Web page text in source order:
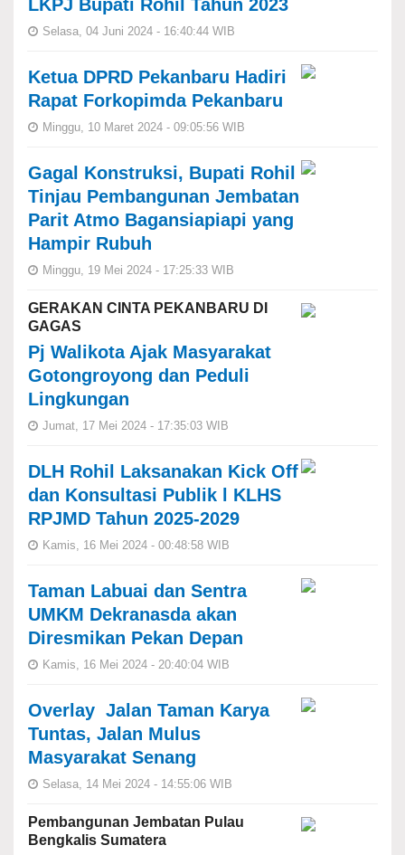
LKPJ Bupati Rohil Tahun 2023
Selasa, 04 Juni 2024 - 16:40:44 WIB
Ketua DPRD Pekanbaru Hadiri
Rapat Forkopimda Pekanbaru
Minggu, 10 Maret 2024 - 09:05:56 WIB
Gagal Konstruksi, Bupati Rohil
Tinjau Pembangunan Jembatan
Parit Atmo Bagansiapiapi yang
Hampir Rubuh
Minggu, 19 Mei 2024 - 17:25:33 WIB
GERAKAN CINTA PEKANBARU DI
GAGAS
Pj Walikota Ajak Masyarakat
Gotongroyong dan Peduli
Lingkungan
Jumat, 17 Mei 2024 - 17:35:03 WIB
DLH Rohil Laksanakan Kick Off
dan Konsultasi Publik l KLHS
RPJMD Tahun 2025-2029
Kamis, 16 Mei 2024 - 00:48:58 WIB
Taman Labuai dan Sentra
UMKM Dekranasda akan
Diresmikan Pekan Depan
Kamis, 16 Mei 2024 - 20:40:04 WIB
Overlay Jalan Taman Karya
Tuntas, Jalan Mulus
Masyarakat Senang
Selasa, 14 Mei 2024 - 14:55:06 WIB
Pembangunan Jembatan Pulau
Bengkalis Sumatera